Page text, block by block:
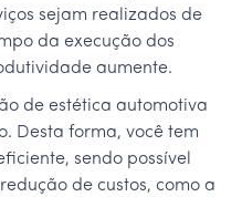
sejam realizados de
da execução dos
aumente.
de estética automotiva
Desta forma, você tem
sendo possível
de custos, como a